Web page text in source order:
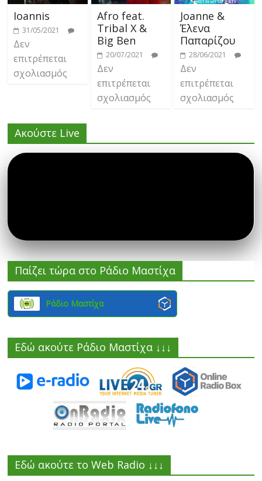
Ioannis
31/05/2021
Δεν
επιτρέπεται
σχολιασμός
Afro feat.
Tribal X &
Big Ben
20/07/2021
Δεν
επιτρέπεται
σχολιασμός
Joanne &
Έλενα
Παπαρίζου
28/06/2021
Δεν
επιτρέπεται
σχολιασμός
Ακούστε Live
Παίζει τώρα στο Ράδιο Μαστίχα
Ράδιο Μαστίχα
Εδώ ακούτε Ράδιο Μαστίχα ↓↓↓
Εδώ ακούτε το Web Radio ↓↓↓